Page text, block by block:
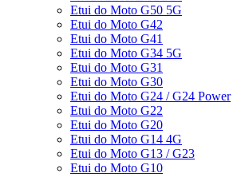
Etui do Moto G50 5G
Etui do Moto G42
Etui do Moto G41
Etui do Moto G34 5G
Etui do Moto G31
Etui do Moto G30
Etui do Moto G24 / G24 Power
Etui do Moto G22
Etui do Moto G20
Etui do Moto G14 4G
Etui do Moto G13 / G23
Etui do Moto G10